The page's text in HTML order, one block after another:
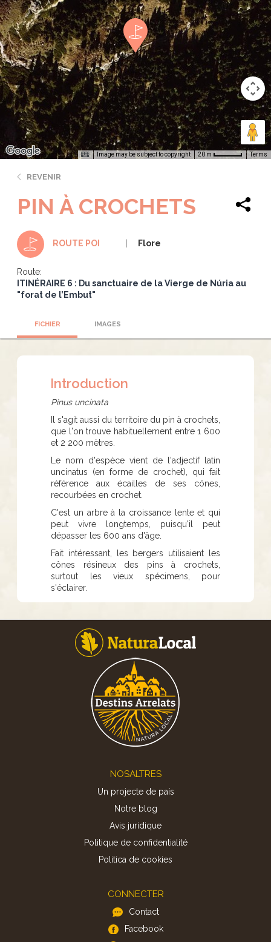
Image may be subject to copyright 20 m Terms
REVENIR
PIN À CROCHETS
ROUTE POI Flore
Route:
ITINÉRAIRE 6 : Du sanctuaire de la Vierge de Núria au
"forat de l’Embut"
FICHIER IMAGES
Introduction
Pinus uncinata
Il s'agit aussi du territoire du pin à crochets,
que l'on trouve habituellement entre 1 600
et 2 200 mètres.
Le nom d'espèce vient de l'adjectif latin
uncinatus (en forme de crochet), qui fait
référence aux écailles de ses cônes,
recourbées en crochet.
C'est un arbre à la croissance lente et qui
peut vivre longtemps, puisqu'il peut
dépasser les 600 ans d'âge.
Fait intéressant, les bergers utilisaient les
cônes résineux des pins à crochets,
surtout les vieux spécimens, pour
s'éclairer.
NOSALTRES
Un projecte de país
Notre blog
Avis juridique
Politique de confidentialité
Politica de cookies
CONNECTER
Contact
Facebook